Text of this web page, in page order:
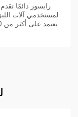
رايسور دائمًا
لمستخدمي آلات